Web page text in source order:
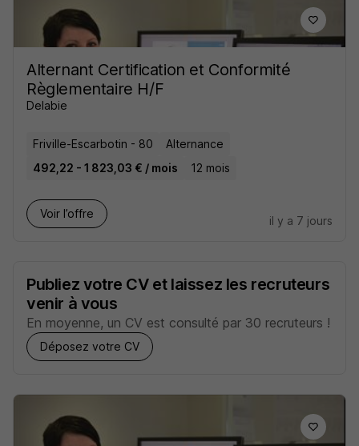
Alternant Certification et Conformité
Règlementaire H/F
Delabie
Friville-Escarbotin - 80
Alternance
492,22 - 1 823,03 € / mois
12 mois
Voir l’offre
il y a 7 jours
Publiez votre CV et laissez les recruteurs
venir à vous
En moyenne, un CV est consulté par 30 recruteurs !
Déposez votre CV